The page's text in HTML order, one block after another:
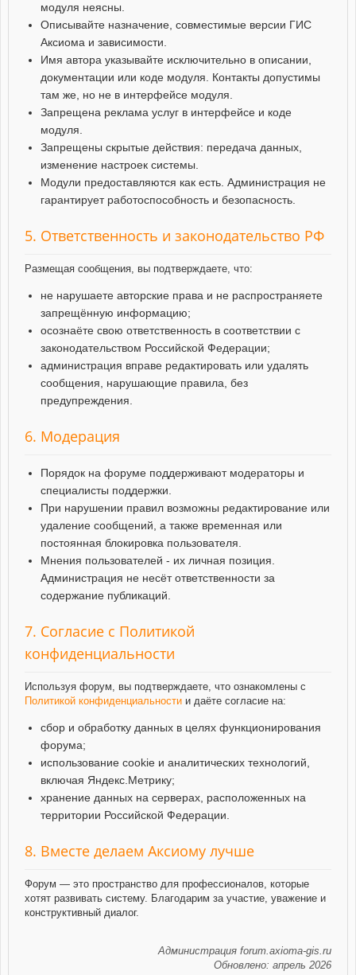
модуля неясны.
Описывайте назначение, совместимые версии ГИС
Аксиома и зависимости.
Имя автора указывайте исключительно в описании,
документации или коде модуля. Контакты допустимы
там же, но не в интерфейсе модуля.
Запрещена реклама услуг в интерфейсе и коде
модуля.
Запрещены скрытые действия: передача данных,
изменение настроек системы.
Модули предоставляются как есть. Администрация не
гарантирует работоспособность и безопасность.
5. Ответственность и законодательство РФ
Размещая сообщения, вы подтверждаете, что:
не нарушаете авторские права и не распространяете
запрещённую информацию;
осознаёте свою ответственность в соответствии с
законодательством Российской Федерации;
администрация вправе редактировать или удалять
сообщения, нарушающие правила, без
предупреждения.
6. Модерация
Порядок на форуме поддерживают модераторы и
специалисты поддержки.
При нарушении правил возможны редактирование или
удаление сообщений, а также временная или
постоянная блокировка пользователя.
Мнения пользователей - их личная позиция.
Администрация не несёт ответственности за
содержание публикаций.
7. Согласие с Политикой
конфиденциальности
Используя форум, вы подтверждаете, что ознакомлены с
Политикой конфиденциальности и даёте согласие на:
сбор и обработку данных в целях функционирования
форума;
использование cookie и аналитических технологий,
включая Яндекс.Метрику;
хранение данных на серверах, расположенных на
территории Российской Федерации.
8. Вместе делаем Аксиому лучше
Форум — это пространство для профессионалов, которые
хотят развивать систему. Благодарим за участие, уважение и
конструктивный диалог.
Администрация forum.axioma-gis.ru
Обновлено: апрель 2026